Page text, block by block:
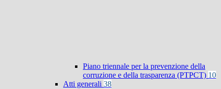
Piano triennale per la prevenzione della
corruzione e della trasparenza (PTPCT) 10
Atti generali 38